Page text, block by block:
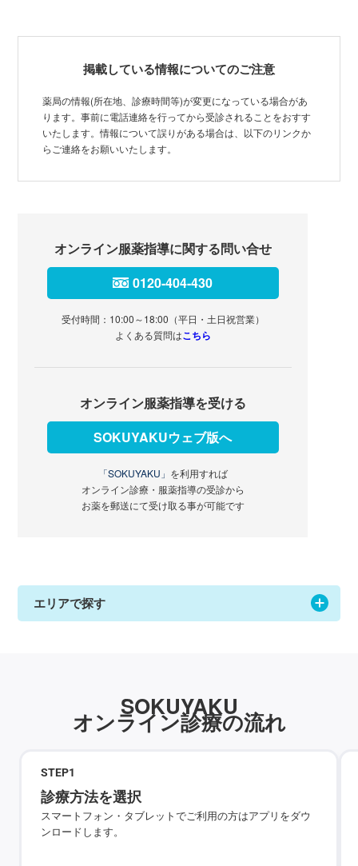
掲載している情報についてのご注意
薬局の情報(所在地、診療時間等)が変更になっている場合があ
ります。事前に電話連絡を行ってから受診されることをおすす
いたします。情報について誤りがある場合は、以下のリンクか
らご連絡をお願いいたします。
オンライン服薬指導に関する問い合せ
0120-404-430
受付時間：10:00～18:00（平日・土日祝営業）
よくある質問はこちら
オンライン服薬指導を受ける
SOKUYAKUウェブ版へ
「SOKUYAKU」 を利用すれば
オンライン診療・服薬指導の受診から
お薬を郵送にて受け取る事が可能です
エリアで探す
SOKUYAKU
オンライン診療の流れ
STEP1
診療方法を選択
スマートフォン・タブレットでご利用の方はアプリをダウ
ンロードします。